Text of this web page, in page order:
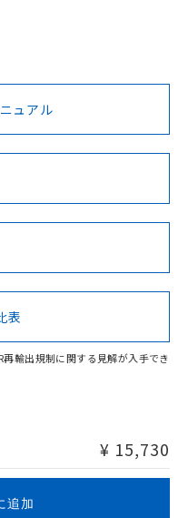
ュアル
表
輸出規制に関する見解が入手でき
¥ 15,730
追加
ました。
在庫切替を完了
ことがない限
愛しておりま